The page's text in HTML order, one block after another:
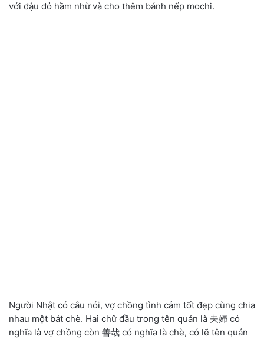
với đậu đỏ hầm nhừ và cho thêm bánh nếp mochi.
Người Nhật có câu nói, vợ chồng tình cảm tốt đẹp cùng chia
nhau một bát chè. Hai chữ đầu trong tên quán là 夫婦 có
nghĩa là vợ chồng còn 善哉 có nghĩa là chè, có lẽ tên quán